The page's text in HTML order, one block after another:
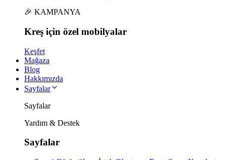
🎉 KAMPANYA
Kreş için özel mobilyalar
Keşfet
Mağaza
Blog
Hakkımızda
Sayfalar
Sayfalar
Yardım & Destek
Sayfalar